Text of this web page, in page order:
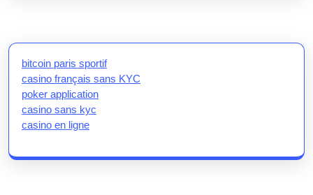
bitcoin paris sportif
casino français sans KYC
poker application
casino sans kyc
casino en ligne